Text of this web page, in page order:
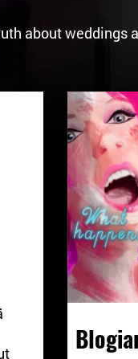
about weddings